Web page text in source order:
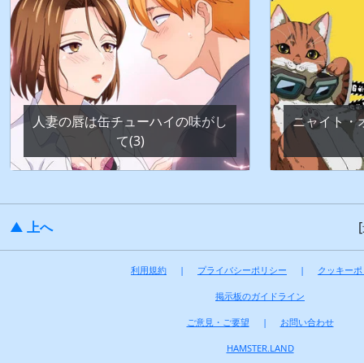
人妻の唇は缶チューハイの味がし
て(3)
ニャイト・
▲ 上へ
利用規約 | プライバシーポリシー | クッキー
掲示板のガイドライン
ご意見・ご要望 | お問い合わせ
HAMSTER.LAND